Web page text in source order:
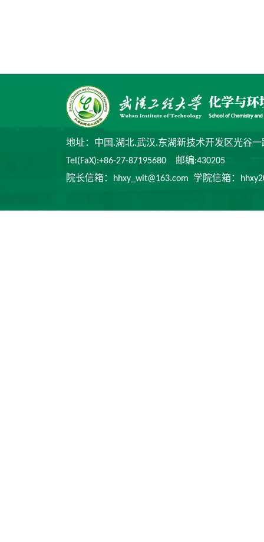
地址：中国.湖北.武汉.东湖新技术开发区光谷
Tel(FaX):+86-27-87195680 邮编:430205
院长信箱：hhxy_wit@163.com 学院信箱：